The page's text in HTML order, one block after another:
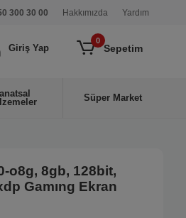
300 30 00 Hakkımızda Yardım
Giriş Yap
0
Sepetim
Süper Market
o8g, 8gb, 128bit,
Gamıng Ekran